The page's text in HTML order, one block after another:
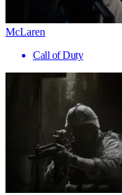
McLaren
Call of Duty